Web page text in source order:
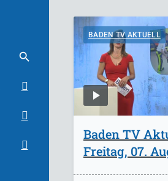
BADEN TV AKTUELL
Baden TV
Freitag, 07.